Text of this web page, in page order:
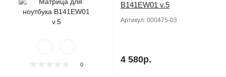
0
B141EW01 v.5
Артикул: 000475-03
4 580р.